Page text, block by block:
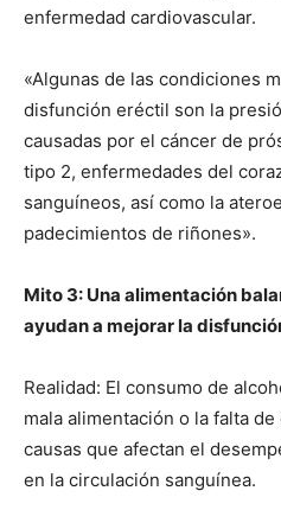
enfermedad cardiovascular.
«Algunas de las condiciones
disfunción eréctil son la
causadas por el cáncer de
tipo 2, enfermedades del
sanguíneos, así como la
padecimientos de riñones».
Mito 3: Una alimentación
ayudan a mejorar la
Realidad: El consumo de
mala alimentación o la falta
causas que afectan el
en la circulación sanguínea.